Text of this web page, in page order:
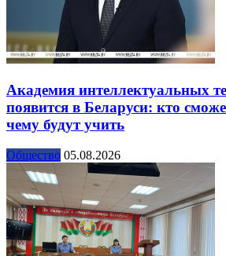
Академия интеллектуальных
появится в Беларуси: кто
чему будут учить
Общество 05.08.2026